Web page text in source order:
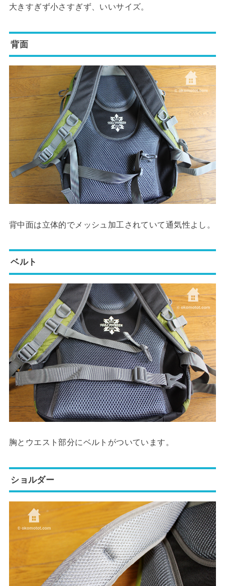
大きすぎず小さすぎず、いいサイズ。
背面
背中面は立体的でメッシュ加工されていて通気性よし。
ベルト
胸とウエスト部分にベルトがついています。
ショルダー